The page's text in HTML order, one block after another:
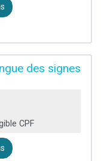
des signes
CPF